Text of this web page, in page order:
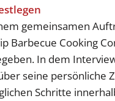
gemeinsamen
Barbecue Cooking
In dem
seine persönliche
Schritte